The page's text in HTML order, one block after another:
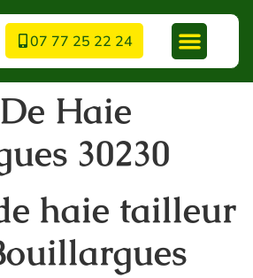
07 77 25 22 24
Haie
30230
haie tailleur